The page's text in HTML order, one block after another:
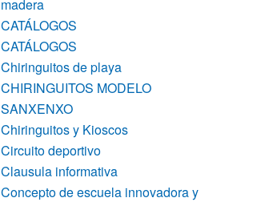
madera
CATÁLOGOS
CATÁLOGOS
Chiringuitos de playa
CHIRINGUITOS MODELO
SANXENXO
Chiringuitos y Kioscos
Circuito deportivo
Clausula informativa
Concepto de escuela innovadora y